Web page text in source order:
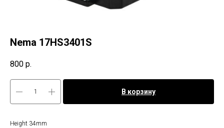
Nema 17HS3401S
800 р.
В корзину
Height 34mm